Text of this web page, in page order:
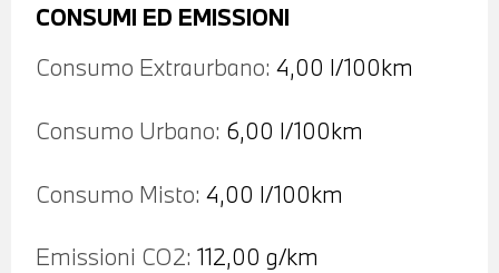
CONSUMI ED EMISSIONI
Consumo Extraurbano: 4,00 l/100km
Consumo Urbano: 6,00 l/100km
Consumo Misto: 4,00 l/100km
Emissioni CO2: 112,00 g/km